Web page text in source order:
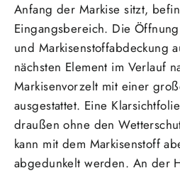
Anfang der Markise sitzt,
Eingangsbereich. Die
und Markisenstoffabdeckung
nächsten Element im Verlauf
Markisenvorzelt mit einer
ausgestattet. Eine
draußen ohne den
kann mit dem Markisenstoff
abgedunkelt werden. An der